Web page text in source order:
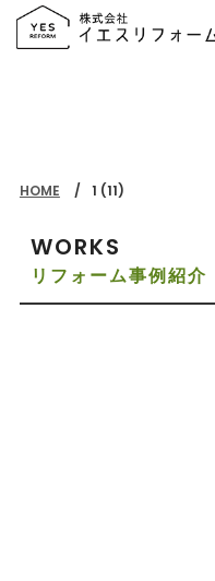
HOME 1 (11)
WORKS
リフォーム事例紹介